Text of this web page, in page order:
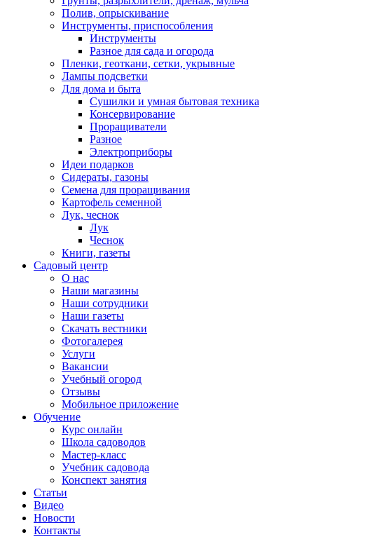
Полив, опрыскивание
Инструменты, приспособления
Инструменты
Разное для сада и огорода
Пленки, геоткани, сетки, укрывные
Лампы подсветки
Для дома и быта
Сушилки и умная бытовая техника
Консервирование
Проращиватели
Разное
Электроприборы
Идеи подарков
Сидераты, газоны
Семена для проращивания
Картофель семенной
Лук, чеснок
Лук
Чеснок
Книги, газеты
Садовый центр
О нас
Наши магазины
Наши сотрудники
Наши газеты
Скачать вестники
Фотогалерея
Услуги
Вакансии
Учебный огород
Отзывы
Мобильное приложение
Обучение
Курс онлайн
Школа садоводов
Мастер-класс
Учебник садовода
Конспект занятия
Статьи
Видео
Новости
Контакты